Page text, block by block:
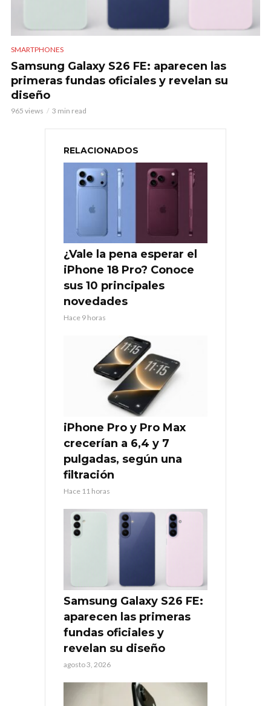
SMARTPHONES
Samsung Galaxy S26 FE: aparecen las
primeras fundas oficiales y revelan su
diseño
965 views 3 min read
RELACIONADOS
¿Vale la pena esperar el
iPhone 18 Pro? Conoce
sus 10 principales
novedades
Hace 9 horas
iPhone Pro y Pro Max
crecerían a 6,4 y 7
pulgadas, según una
filtración
Hace 11 horas
Samsung Galaxy S26 FE:
aparecen las primeras
fundas oficiales y
revelan su diseño
agosto 3, 2026